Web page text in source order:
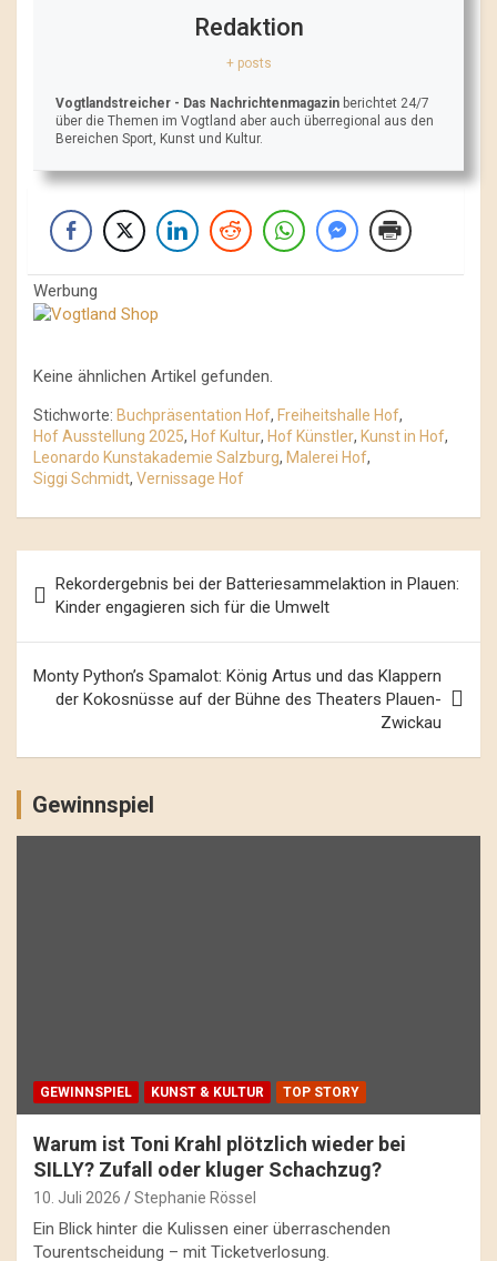
Redaktion
+ posts
Vogtlandstreicher - Das Nachrichtenmagazin berichtet 24/7
über die Themen im Vogtland aber auch überregional aus den
Bereichen Sport, Kunst und Kultur.
Werbung
Keine ähnlichen Artikel gefunden.
Stichworte: Buchpräsentation Hof, Freiheitshalle Hof,
Hof Ausstellung 2025, Hof Kultur, Hof Künstler, Kunst in Hof,
Leonardo Kunstakademie Salzburg, Malerei Hof,
Siggi Schmidt, Vernissage Hof
Navigation
Rekordergebnis bei der Batteriesammelaktion in Plauen:
Kinder engagieren sich für die Umwelt
Monty Python’s Spamalot: König Artus und das Klappern
der Kokosnüsse auf der Bühne des Theaters Plauen-
Zwickau
Gewinnspiel
GEWINNSPIEL KUNST & KULTUR TOP STORY
Warum ist Toni Krahl plötzlich wieder bei
SILLY? Zufall oder kluger Schachzug?
10. Juli 2026 Stephanie Rössel
Ein Blick hinter die Kulissen einer überraschenden
Tourentscheidung – mit Ticketverlosung.